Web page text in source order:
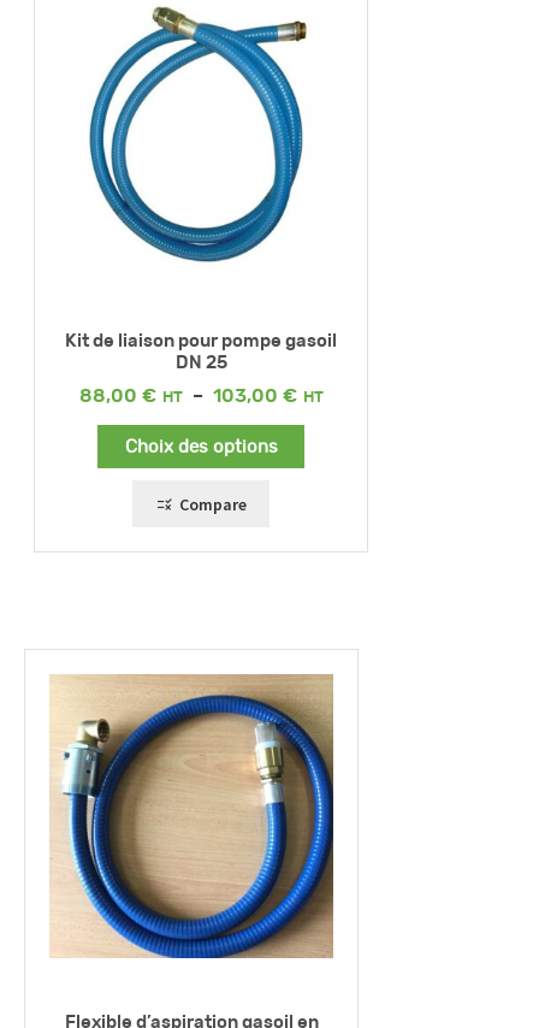
Kit de liaison pour pompe gasoil
DN 25
88,00 € – 103,00 €
Plage
Choix des options
Compare
Flexible d’aspiration gasoil en